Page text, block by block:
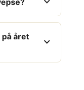
året
expand_more